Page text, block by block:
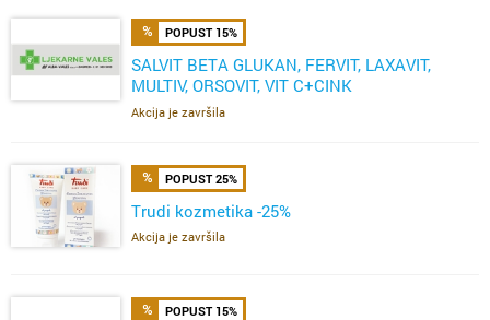
POPUST 15%
SALVIT BETA GLUKAN, FERVIT, LAXAVIT,
MULTIV, ORSOVIT, VIT C+CINK
ŽELE,FERVIT,OMEGA
Akcija je završila
POPUST 25%
Trudi kozmetika -25%
Akcija je završila
POPUST 15%